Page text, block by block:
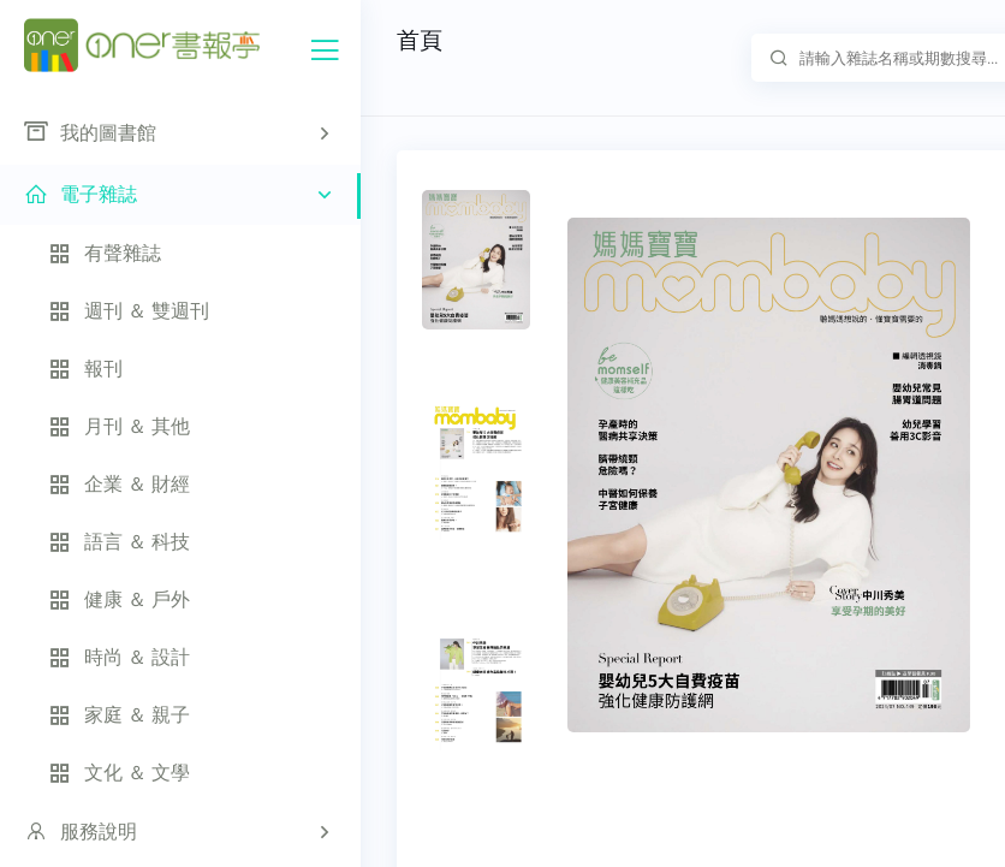
我的圖書館
電子雜誌
有聲雜誌
週刊 ＆ 雙週刊
報刊
月刊 ＆ 其他
企業 ＆ 財經
語言 ＆ 科技
健康 ＆ 戶外
時尚 ＆ 設計
家庭 ＆ 親子
文化 ＆ 文學
服務說明
首頁